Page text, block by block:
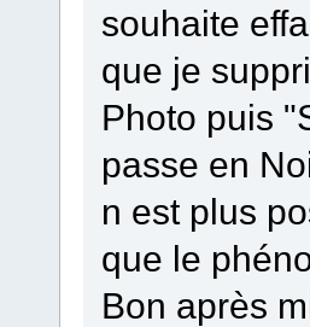
souhaite
que je
Photo puis
passe en
n est plus
que le
Bon après